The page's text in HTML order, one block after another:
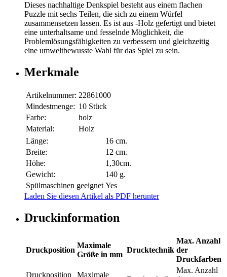
Dieses nachhaltige Denkspiel besteht aus einem flachen
Puzzle mit sechs Teilen, die sich zu einem Würfel
zusammensetzen lassen. Es ist aus -Holz gefertigt und bietet
eine unterhaltsame und fesselnde Möglichkeit, die
Problemlösungsfähigkeiten zu verbessern und gleichzeitig
eine umweltbewusste Wahl für das Spiel zu sein.
Merkmale
Artikelnummer: 22861000
Mindestmenge: 10 Stück
Farbe:
holz
Material:
Holz
Länge:
16 cm.
Breite:
12 cm.
Höhe:
1,30cm.
Gewicht:
140 g.
Spülmaschinen geeignet Yes
Laden Sie diesen Artikel als PDF herunter
Druckinformation
Druckposition
Maximale
Größe in mm
Drucktechnik
Max. Anzahl
der
Druckfarben
Druckposition
Maximale
Max. Anzahl